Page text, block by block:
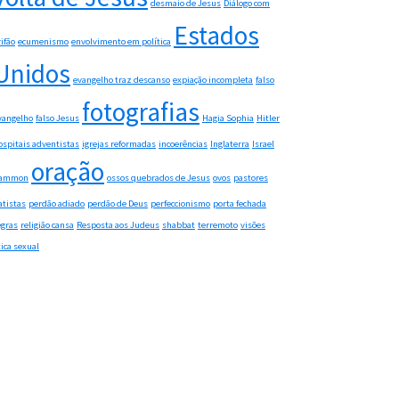
desmaio de Jesus Diálogo com
ecumenismo envolvimento em política Estados
evangelho traz descanso expiação incompleta falso
falso Jesus fotografias Hagia Sophia Hitler
adventistas igrejas reformadas incoerências Inglaterra Israel
oração ossos quebrados de Jesus ovos pastores
perdão adiado perdão de Deus perfeccionismo porta fechada
religião cansa Resposta aos Judeus shabbat terremoto visões
sexual